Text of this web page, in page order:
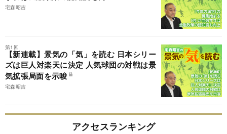
宅森昭吉
第1回
【新連載】景気の「気」を読む 日本シリー
ズは巨人対楽天に決定 人気球団の対戦は景
気拡張局面を示唆
宅森昭吉
アクセスランキング